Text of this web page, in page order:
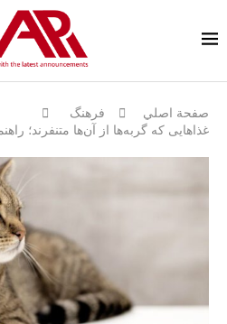
صفحة اصلي
فرهنگ
غذاهایی که گربه‌ها از آن‌ها متنفرند؛